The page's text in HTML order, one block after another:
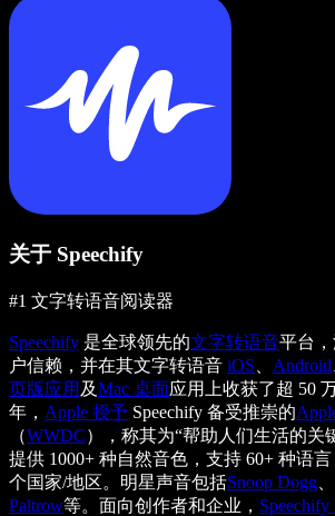
关于 Speechify
#1 文字转语音阅读器
Speechify 是全球领先的文字转语音平台，
户信赖，并在其文字转语音 iOS Android
页版应用 及Mac 桌面应用上收获了超 50
年， Apple 授予 Speechify 备受推崇的
（WWDC），称其为“帮助人们生活的关
提供 1000+ 种自然音色，支持 60+ 种语
个国家/地区。明星声音包括Snoop Dogg
Paltrow等。面向创作者和企业， Speechify